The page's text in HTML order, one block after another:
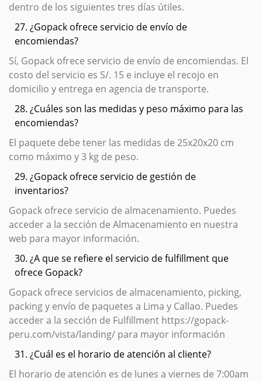
dentro de los siguientes tres días útiles.
27. ¿Gopack ofrece servicio de envío de
encomiendas?
Sí, Gopack ofrece servicio de envío de encomiendas. El
costo del servicio es S/. 15 e incluye el recojo en
domicilio y entrega en agencia de transporte.
28. ¿Cuáles son las medidas y peso máximo para las
encomiendas?
El paquete debe tener las medidas de 25x20x20 cm
como máximo y 3 kg de peso.
29. ¿Gopack ofrece servicio de gestión de
inventarios?
Gopack ofrece servicio de almacenamiento. Puedes
acceder a la sección de Almacenamiento en nuestra
web para mayor información.
30. ¿A que se refiere el servicio de fulfillment que
ofrece Gopack?
Gopack ofrece servicios de almacenamiento, picking,
packing y envío de paquetes a Lima y Callao. Puedes
acceder a la sección de Fulfillment https://gopack-
peru.com/vista/landing/ para mayor información
31. ¿Cuál es el horario de atención al cliente?
El horario de atención es de lunes a viernes de 7:00am